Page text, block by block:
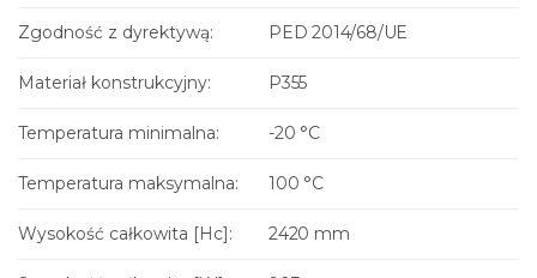
Zgodność z dyrektywą: PED 2014/68/UE
Materiał konstrukcyjny: P355
Temperatura minimalna: -20 °C
Temperatura maksymalna: 100 °C
Wysokość całkowita [Hc]: 2420 mm